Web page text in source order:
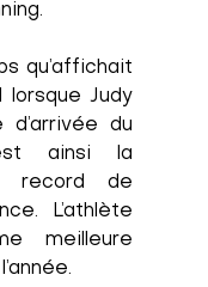
qu’affichait
lorsque Judy
du
ainsi la
record de
L’athlète
meilleure